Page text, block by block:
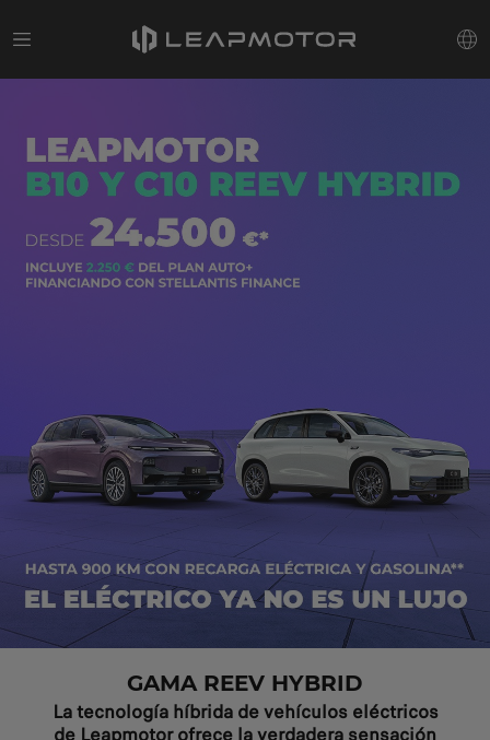
GAMA REEV HYBRID
La tecnología híbrida de vehículos eléctricos